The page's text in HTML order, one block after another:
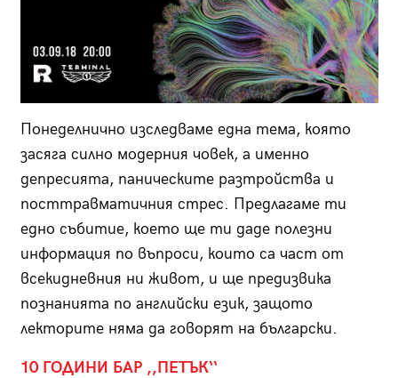
Понеделнично изследваме една тема, която
засяга силно модерния човек, а именно
депресията, паническите разтройства и
посттравматичния стрес. Предлагаме ти
едно събитие, което ще ти даде полезни
информация по въпроси, които са част от
всекидневния ни живот, и ще предизвика
познанията по английски език, защото
лекторите няма да говорят на български.
10 ГОДИНИ БАР ,,ПЕТЪК‘‘